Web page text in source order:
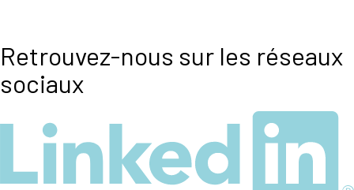
Retrouvez-nous sur les réseaux
sociaux